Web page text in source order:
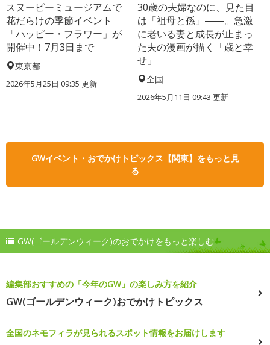
スヌーピーミュージアムで
花だらけの季節イベント
「ハッピー・フラワー」が
開催中！7月3日まで
東京都
2026年5月25日 09:35 更新
30歳の夫婦なのに、見た目
は「祖母と孫」――。急激
に老いる妻と成長が止まっ
た夫の漫画が描く「歳と幸
せ」
全国
2026年5月11日 09:43 更新
GWイベント・おでかけトピックス【関東】をもっと見
る
GW(ゴールデンウィーク)のおでかけをもっと楽しむ
編集部おすすめの「今年のGW」の楽しみ方を紹介
GW(ゴールデンウィーク)おでかけトピックス
全国のネモフィラが見られるスポット情報をお届けします